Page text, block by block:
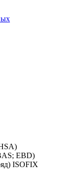
EBD)
ISOFIX